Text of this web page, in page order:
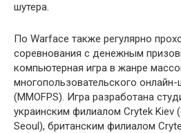
шутера.
По Warface также регулярно
соревнования с денежным
компьютерная игра в жанре
многопользовательского
(MMOFPS). Игра разработана
украинским филиалом Crytek Kiev
Seoul), британским филиалом